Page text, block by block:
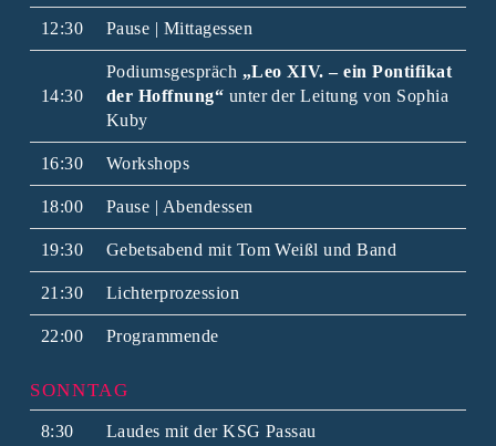
12:30 Pause | Mittagessen
14:30
Podiumsgespräch „Leo XIV. – ein Pontifikat
der Hoffnung“ unter der Leitung von Sophia
Kuby
16:30 Workshops
18:00 Pause | Abendessen
19:30 Gebetsabend mit Tom Weißl und Band
21:30 Lichterprozession
22:00 Programmende
SONNTAG
8:30 Laudes mit der KSG Passau